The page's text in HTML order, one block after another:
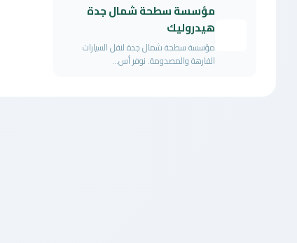
مؤسسة سطحة شمال جدة
هيدروليك
مؤسسة سطحة شمال جدة لنقل السيارات
الفارهة والمصدومة. نوفر أس...